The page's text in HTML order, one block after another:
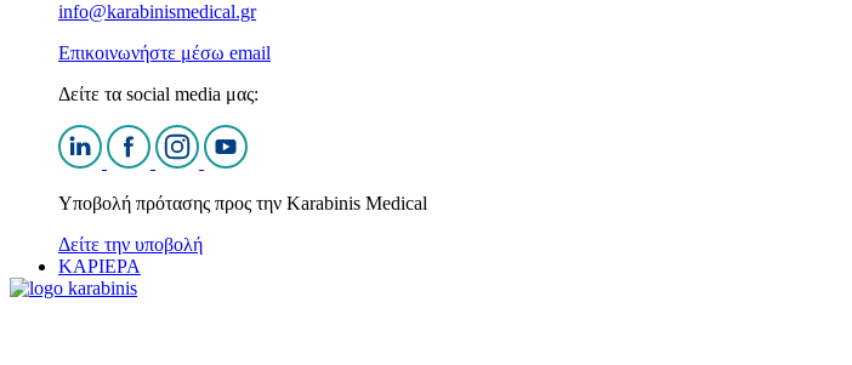
info@karabinismedical.gr
Επικοινωνήστε μέσω email
Δείτε τα social media μας:
Υποβολή πρότασης προς την Karabinis Medical
Δείτε την υποβολή
ΚΑΡΙΕΡΑ